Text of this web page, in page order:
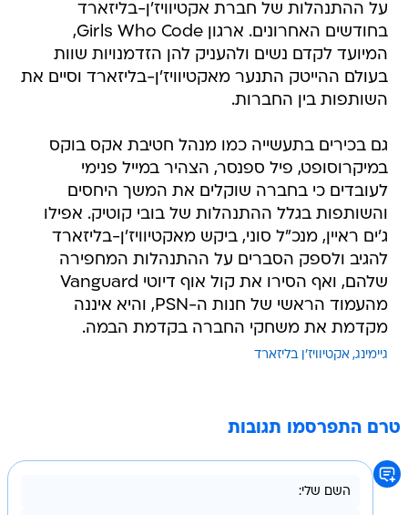
המיועד לקדם נשים ולהעניק להן הזדמנויות שוות
בעולם ההייטק התנער מאקטיוויז'ן-בליזארד וסיים את
השותפות בין החברות.
גם בכירים בתעשייה כמו מנהל חטיבת אקס בוקס
לעובדים כי בחברה שוקלים את המשך היחסים
והשותפות בגלל ההתנהלות של בובי קוטיק. אפילו
ג'ים ראיין, מנכ"ל סוני, ביקש מאקטיוויז'ן-בליזארד
להגיב ולספק הסברים על ההתנהלות המחפירה
שלהם, ואף הסירו את קול אוף דיוטי Vanguard
מהעמוד הראשי של חנות ה-PSN, והיא איננה
מקדמת את משחקי החברה בקדמת הבמה.
גיימינג אקטיוויז'ן בליזארד